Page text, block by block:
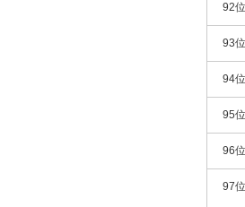
92位
93位
94位
95位
96位
97位